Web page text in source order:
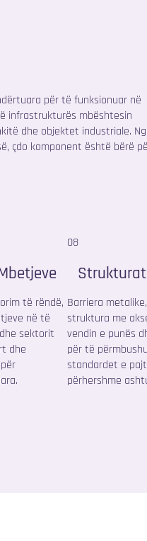
për të funksionuar në
infrastrukturës mbështesin
dhe objektet industriale.
çdo komponent është bërë
të rëndë,
në të
sektorit
dhe
08
Barriera
struktura me
vendin e punës
për të
standardet e
përhershme